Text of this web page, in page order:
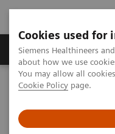
Cookies used for
Siemens Healthineers
about how we use
You may allow all
Cookie Policy page.
Zobrazovací technika
Home
Laboratorní